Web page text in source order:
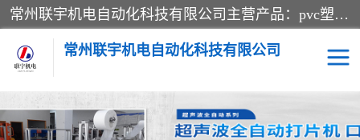
常州联宇机电自动化科技有限公司主营产品：pvc塑料焊机、高频热合机、软膜天花压边机、服装布料凹凸压花机、布料3d压印设备、服装植胶设备、超声波布料花边机、无纺布热合机、全自动压花机。
常州联宇机电自动化科技有限公司